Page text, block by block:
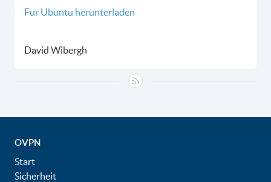
Für Ubuntu herunterladen
David Wibergh
OVPN
Start
Sicherheit